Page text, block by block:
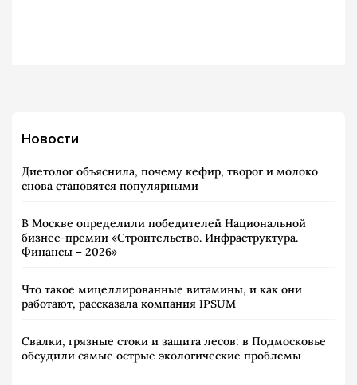
Новости
Диетолог объяснила, почему кефир, творог и молоко
снова становятся популярными
В Москве определили победителей Национальной
бизнес-премии «Строительство. Инфраструктура.
Финансы – 2026»
Что такое мицеллированные витамины, и как они
работают, рассказала компания IPSUM
Свалки, грязные стоки и защита лесов: в Подмосковье
обсудили самые острые экологические проблемы